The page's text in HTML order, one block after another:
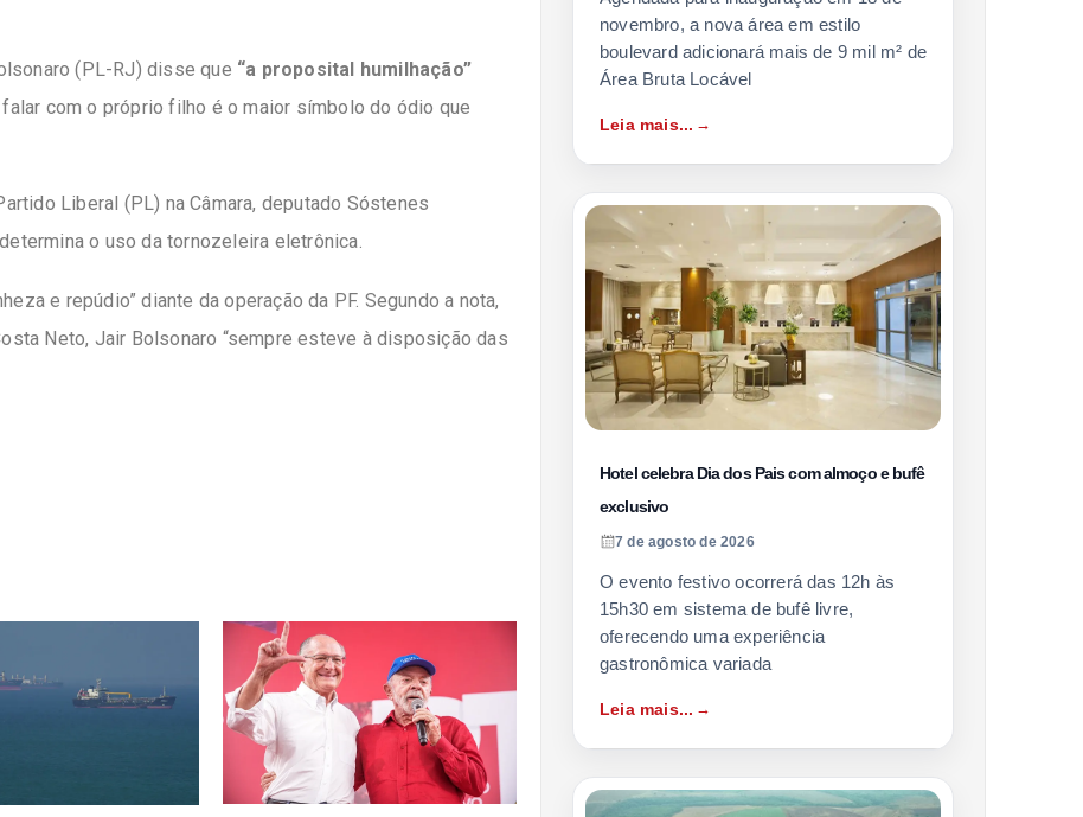
(PL-RJ) disse que “a proposital humilhação”
com o próprio filho é o maior símbolo do ódio que
Liberal (PL) na Câmara, deputado Sóstenes
o uso da tornozeleira eletrônica.
e repúdio” diante da operação da PF. Segundo a nota,
Neto, Jair Bolsonaro “sempre esteve à disposição das
novembro, a nova área em estilo
boulevard adicionará mais de 9 mil m² de
Área Bruta Locável
Leia mais...
Hotel celebra Dia dos Pais com almoço e bufê
exclusivo
7 de agosto de 2026
O evento festivo ocorrerá das 12h às
15h30 em sistema de bufê livre,
oferecendo uma experiência
gastronômica variada
Leia mais...